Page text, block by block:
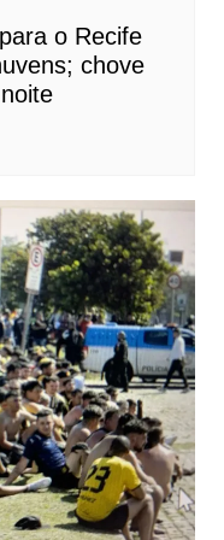
o Recife
chove